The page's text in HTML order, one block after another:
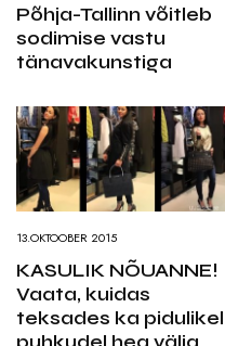
Põhja-Tallinn võitleb
sodimise vastu
tänavakunstiga
13.OKTOOBER 2015
KASULIK NÕUANNE!
Vaata, kuidas
teksades ka pidulikel